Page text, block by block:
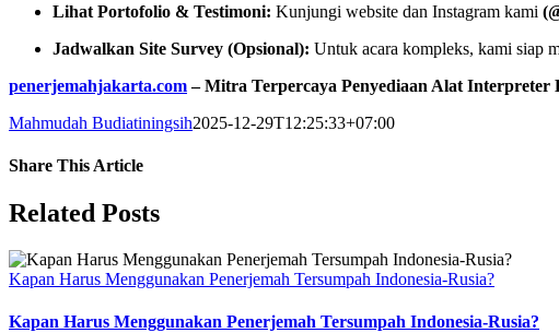
Lihat Portofolio & Testimoni: Kunjungi website dan Instagram kami
Jadwalkan Site Survey (Opsional): Untuk acara kompleks, kami siap
penerjemahjakarta.com– Mitra Terpercaya Penyediaan Alat Interpreter
Mahmudah Budiatiningsih2025-12-29T12:25:33+07:00
Share This Article
Facebook
X
LinkedIn
WhatsApp
Tumblr
Pinterest
Vk
Email
Related Posts
Kapan Harus Menggunakan Penerjemah Tersumpah Indonesia-Rusia?
Kapan Harus Menggunakan Penerjemah Tersumpah Indonesia-Rusia?